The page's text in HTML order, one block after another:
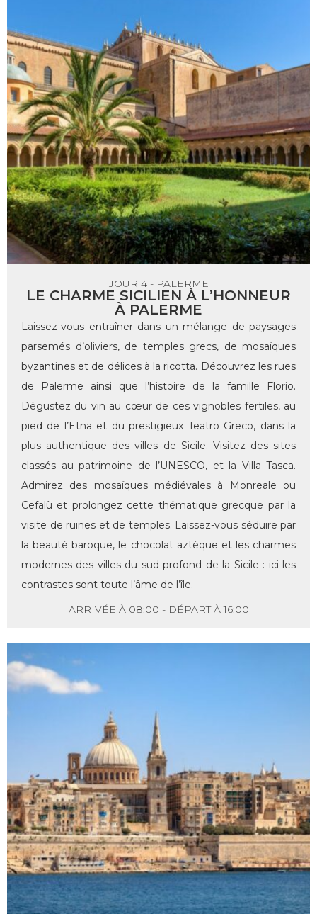
JOUR 4 - PALERME
LE CHARME SICILIEN À L’HONNEUR
À PALERME
Laissez-vous entraîner dans un mélange de paysages
parsemés d’oliviers, de temples grecs, de mosaïques
byzantines et de délices à la ricotta. Découvrez les rues
de Palerme ainsi que l’histoire de la famille Florio.
Dégustez du vin au cœur de ces vignobles fertiles, au
pied de l’Etna et du prestigieux Teatro Greco, dans la
plus authentique des villes de Sicile. Visitez des sites
classés au patrimoine de l’UNESCO, et la Villa Tasca.
Admirez des mosaïques médiévales à Monreale ou
Cefalù et prolongez cette thématique grecque par la
visite de ruines et de temples. Laissez-vous séduire par
la beauté baroque, le chocolat aztèque et les charmes
modernes des villes du sud profond de la Sicile : ici les
contrastes sont toute l’âme de l’île.
ARRIVÉE À 08:00 - DÉPART À 16:00